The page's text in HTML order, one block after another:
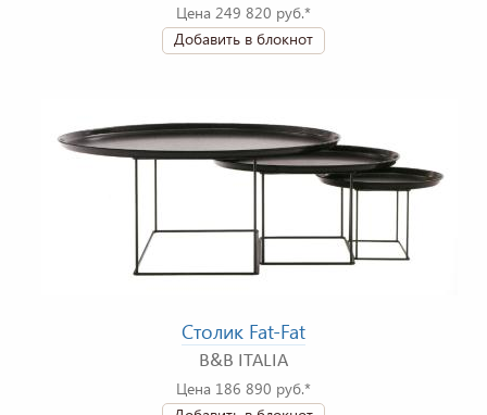
Цена 249 820 руб.*
Добавить в блокнот
Столик Fat-Fat
B&B ITALIA
Цена 186 890 руб.*